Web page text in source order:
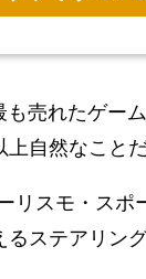
売れたゲー
自然なこと
リスモ・ス
るステアリン